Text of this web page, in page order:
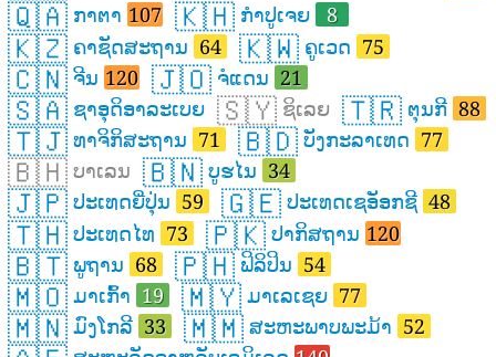
🇶🇦 ກາຕາ 107 🇰🇭 ກຳປູເຈຍ 8
🇰🇿 ຄາຊັດສະຖານ 64 🇰🇼 ຄູເວດ 75
🇨🇳 ຈີນ 120 🇯🇴 ຈໍແດນ 21
🇸🇦 ຊາອຸດິອາລະເບຍ 🇸🇾 ຊິເລຍ 🇹🇷 ຕຸນກີ 88
🇹🇯 ທາຈິກິສະຖານ 71 🇧🇩 ບັງກະລາເທດ 77
🇧🇭 ບາເລນ 🇧🇳 ບູຮໄນ 34
🇯🇵 ປະເທດຍີ່ປຸ່ນ 59 🇬🇪 ປະເທດເຊອັອກຊີ 48
🇹🇭 ປະເທດໄທ 73 🇵🇰 ປາກິສຖານ 120
🇧🇹 ພູຖານ 68 🇵🇭 ຟິລິປິນ 54
🇲🇴 ມາເກົ້າ 19 🇲🇾 ມາເລເຊຍ 77
🇲🇳 ມົງໂກລີ 33 🇲🇲 ສະຫະພາບພະມ້າ 52